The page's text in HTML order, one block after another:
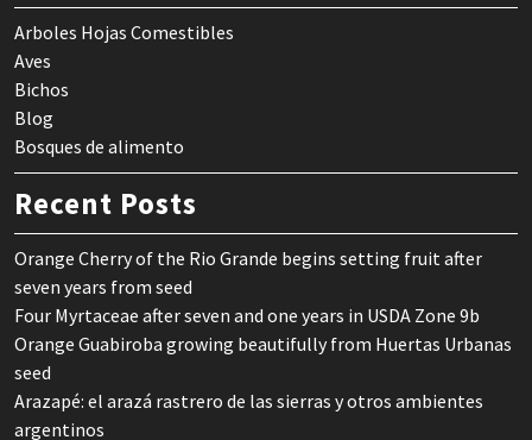
Arboles Hojas Comestibles
Aves
Bichos
Blog
Bosques de alimento
Recent Posts
Orange Cherry of the Rio Grande begins setting fruit after
seven years from seed
Four Myrtaceae after seven and one years in USDA Zone 9b
Orange Guabiroba growing beautifully from Huertas Urbanas
seed
Arazapé: el arazá rastrero de las sierras y otros ambientes
argentinos